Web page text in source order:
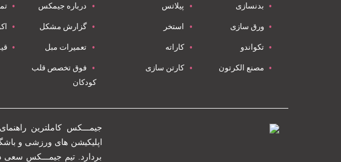
بدنسازی پیلاتس
ورق سازی استخر
تکواندو کاراته
مصنع الکرتون کارتن سازی
درباره جیمکس
گزارش مشکل
تعمیرات مبل
فوق تخصص قلب
کودکان
جیمـــکس کاملترین
بردارد. تیم جیمـــکس سعی